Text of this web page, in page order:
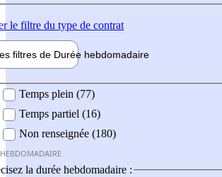
le filtre du type de contrat
filtres de Durée hebdomadaire
Temps plein (77)
Temps partiel (16)
Non renseignée (180)
la durée hebdomadaire :